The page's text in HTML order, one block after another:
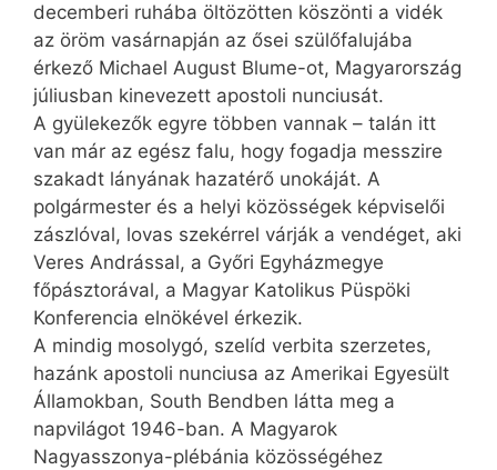
decemberi ruhába öltözötten köszönti a vidék
az öröm vasárnapján az ősei szülőfalujába
érkező Michael August Blume-ot, Magyarország
júliusban kinevezett apostoli nunciusát.
A gyülekezők egyre többen vannak – talán itt
van már az egész falu, hogy fogadja messzire
szakadt lányának hazatérő unokáját. A
polgármester és a helyi közösségek képviselői
zászlóval, lovas szekérrel várják a vendéget, aki
Veres Andrással, a Győri Egyházmegye
főpásztorával, a Magyar Katolikus Püspöki
Konferencia elnökével érkezik.
A mindig mosolygó, szelíd verbita szerzetes,
hazánk apostoli nunciusa az Amerikai Egyesült
Államokban, South Bendben látta meg a
napvilágot 1946-ban. A Magyarok
Nagyasszonya-plébánia közösségéhez